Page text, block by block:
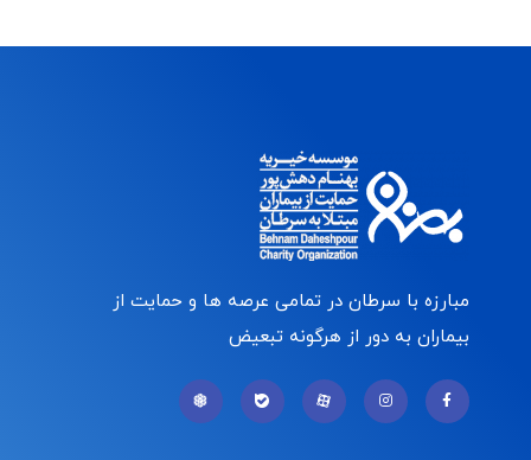
مبارزه با سرطان در تمامی عرصه ها و حمایت از
بیماران به دور از هرگونه تبعیض